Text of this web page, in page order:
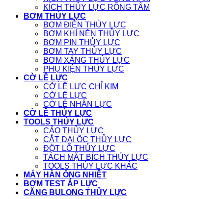
KÍCH THỦY LỰC RỖNG TÂM
BƠM THỦY LỰC
BƠM ĐIỆN THỦY LỰC
BƠM KHÍ NÉN THỦY LỰC
BƠM PIN THỦY LỰC
BƠM TAY THỦY LỰC
BƠM XĂNG THỦY LỰC
PHỤ KIỆN THỦY LỰC
CỜ LÊ LỰC
CỜ LÊ LỰC CHỈ KIM
CỜ LÊ LỰC
CỜ LÊ NHÂN LỰC
CỜ LÊ THỦY LỰC
TOOLS THỦY LỰC
CẢO THỦY LỰC
CẮT ĐAI ỐC THỦY LỰC
ĐỘT LỖ THỦY LỰC
TÁCH MẶT BÍCH THỦY LỰC
TOOLS THỦY LỰC KHÁC
MÁY HÀN ỐNG NHIỆT
BƠM TEST ÁP LỰC
CĂNG BULONG THỦY LỰC